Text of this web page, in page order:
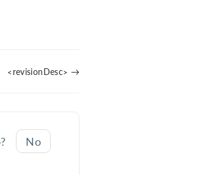
<revisionDesc> →
No